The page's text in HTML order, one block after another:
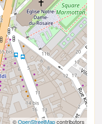
©OpenStreetMapcontributors